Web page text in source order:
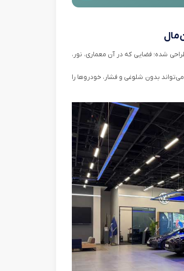
شده؛ فضایی که در آن معماری، نور،
بدون شلوغی و فشار، خودروها را